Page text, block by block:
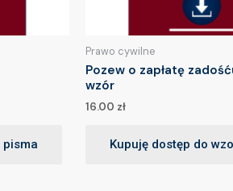
pisma
Prawo cywilne
Pozew o zapłatę
wzór
16.00 zł
Kupuję dostęp do